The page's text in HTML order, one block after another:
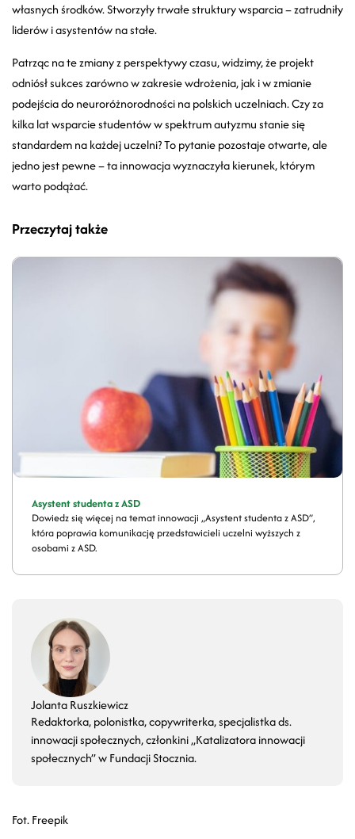
własnych środków. Stworzyły trwałe struktury wsparcia – zatrudniły
liderów i asystentów na stałe.
Patrząc na te zmiany z perspektywy czasu, widzimy, że projekt
odniósł sukces zarówno w zakresie wdrożenia, jak i w zmianie
podejścia do neuroróżnorodności na polskich uczelniach. Czy za
kilka lat wsparcie studentów w spektrum autyzmu stanie się
standardem na każdej uczelni? To pytanie pozostaje otwarte, ale
jedno jest pewne – ta innowacja wyznaczyła kierunek, którym
warto podążać.
Przeczytaj także
Asystent studenta z ASD
Dowiedz się więcej na temat innowacji „Asystent studenta z ASD”,
która poprawia komunikację przedstawicieli uczelni wyższych z
osobami z ASD.
Jolanta Ruszkiewicz
Redaktorka, polonistka, copywriterka, specjalistka ds.
innowacji społecznych, członkini „Katalizatora innowacji
społecznych” w Fundacji Stocznia.
Fot. Freepik